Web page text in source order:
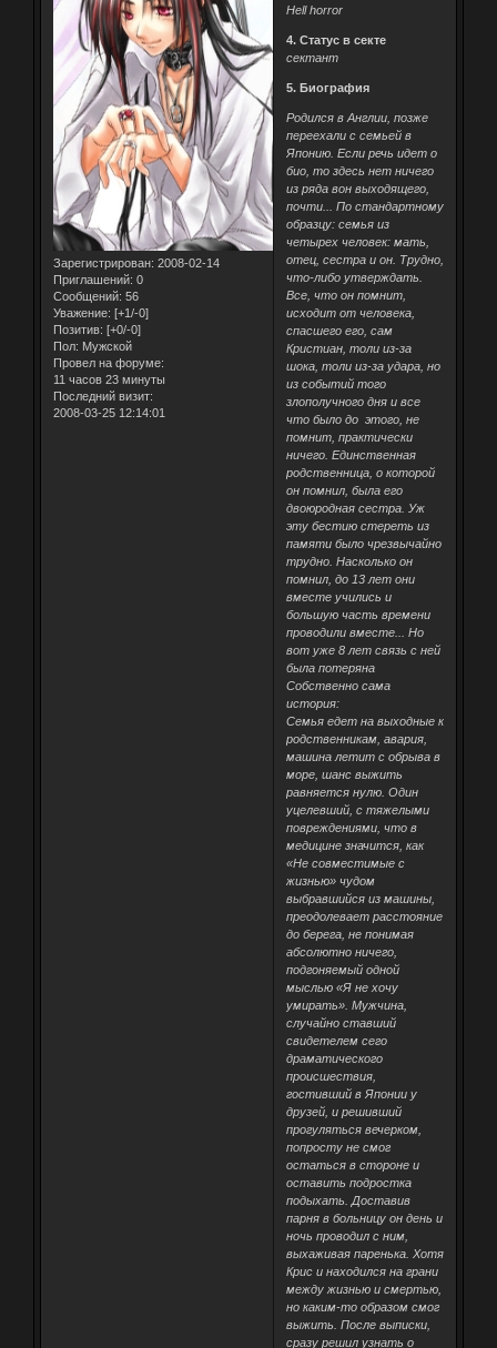
Зарегистрирован: 2008-02-14
Приглашений: 0
Сообщений: 56
Уважение: [+1/-0]
Позитив: [+0/-0]
Пол: Мужской
Провел на форуме:
11 часов 23 минуты
Последний визит:
2008-03-25 12:14:01
Hell horror
4. Статус в секте
сектант
5. Биография
Родился в Англии, позже
переехали с семьей в
Японию. Если речь идет о
био, то здесь нет ничего
из ряда вон выходящего,
почти... По стандартному
образцу: семья из
четырех человек: мать,
отец, сестра и он. Трудно,
что-либо утверждать.
Все, что он помнит,
исходит от человека,
спасшего его, сам
Кристиан, толи из-за
шока, толи из-за удара, но
из событий того
злополучного дня и все
что было до этого, не
помнит, практически
ничего. Единственная
родственница, о которой
он помнил, была его
двоюродная сестра. Уж
эту бестию стереть из
памяти было чрезвычайно
трудно. Насколько он
помнил, до 13 лет они
вместе учились и
большую часть времени
проводили вместе... Но
вот уже 8 лет связь с ней
была потеряна
Собственно сама
история:
Семья едет на выходные к
родственникам, авария,
машина летит с обрыва в
море, шанс выжить
равняется нулю. Один
уцелевший, с тяжелыми
повреждениями, что в
медицине значится, как
«Не совместимые с
жизнью» чудом
выбравшийся из машины,
преодолевает расстояние
до берега, не понимая
абсолютно ничего,
подгоняемый одной
мыслью «Я не хочу
умирать». Мужчина,
случайно ставший
свидетелем сего
драматического
происшествия,
гостивший в Японии у
друзей, и решивший
прогуляться вечерком,
попросту не смог
остаться в стороне и
оставить подростка
подыхать. Доставив
парня в больницу он день и
ночь проводил с ним,
выхаживая паренька. Хотя
Крис и находился на грани
между жизнью и смертью,
но каким-то образом смог
выжить. После выписки,
сразу решил узнать о